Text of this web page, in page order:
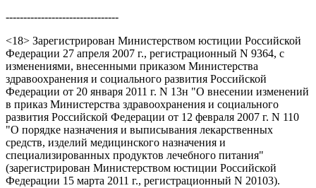
--------------------------------
<18> Зарегистрирован Министерством юстиции Российской
Федерации 27 апреля 2007 г., регистрационный N 9364, с
изменениями, внесенными приказом Министерства
здравоохранения и социального развития Российской
Федерации от 20 января 2011 г. N 13н "О внесении изменений
в приказ Министерства здравоохранения и социального
развития Российской Федерации от 12 февраля 2007 г. N 110
"О порядке назначения и выписывания лекарственных
средств, изделий медицинского назначения и
специализированных продуктов лечебного питания"
(зарегистрирован Министерством юстиции Российской
Федерации 15 марта 2011 г., регистрационный N 20103).